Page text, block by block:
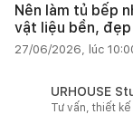
Nên làm tủ bếp
vật liệu bền,
27/06/2026, lúc
URHOUSE
Tư vấn, thiết